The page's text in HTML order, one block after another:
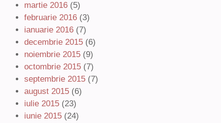
martie 2016 (5)
februarie 2016 (3)
ianuarie 2016 (7)
decembrie 2015 (6)
noiembrie 2015 (9)
octombrie 2015 (7)
septembrie 2015 (7)
august 2015 (6)
iulie 2015 (23)
iunie 2015 (24)